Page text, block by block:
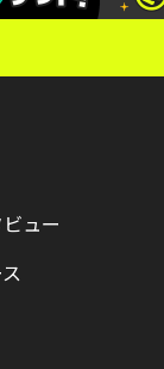
ュー